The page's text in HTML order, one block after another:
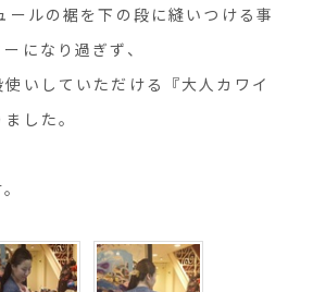
ールの裾を下の段に縫いつける事
になり過ぎず、
いしていただける『大人カワイ
した。